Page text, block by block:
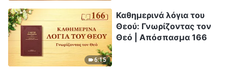
6:15
Καθημερινά λόγια του
Θεού: Γνωρίζοντας τον
Θεό | Απόσπασμα 166